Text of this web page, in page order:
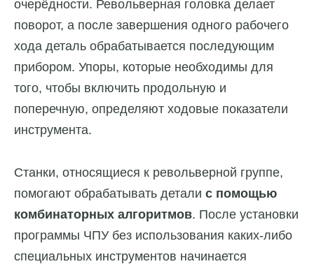
очерёдности. Револьверная головка делает
поворот, а после завершения одного рабочего
хода деталь обрабатывается последующим
прибором. Упоры, которые необходимы для
того, чтобы включить продольную и
поперечную, определяют ходовые показатели
инструмента.
Станки, относящиеся к револьверной группе,
помогают обрабатывать детали с помощью
комбинаторных алгоритмов. После установки
программы ЧПУ без использования каких-либо
специальных инструментов начинается